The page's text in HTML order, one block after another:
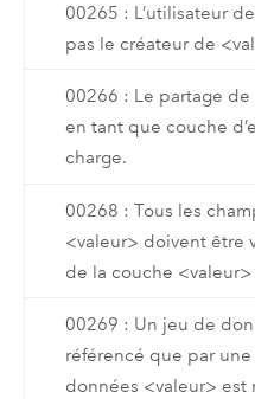
00265 : L’utilisateur
pas le créateur de
00266 : Le partage
en tant que couche
charge.
00268 : Tous les
<valeur> doivent être
de la couche <valeur>
00269 : Un jeu de
référencé que par
données <valeur> est